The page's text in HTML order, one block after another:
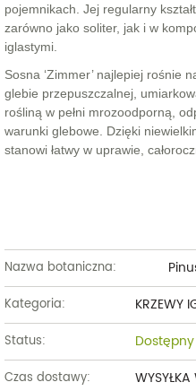
pojemnikach. Jej regularny
zarówno jako soliter, jak i w
iglastymi.
Sosna ‘Zimmer’ najlepiej rośnie
glebie przepuszczalnej,
rośliną w pełni mrozoodporną,
warunki glebowe. Dzięki
stanowi łatwy w uprawie,
Nazwa botaniczna:
Kategoria: KRZEWY
Status: Dostępny
Czas dostawy: